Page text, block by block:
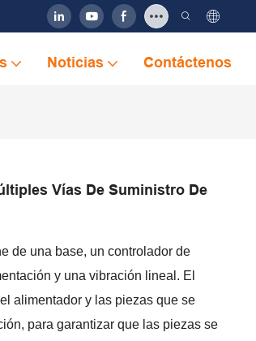
Noticias Contáctenos
Vías De Suministro De
de una base, un controlador de
y una vibración lineal. El
alimentador y las piezas que se
para garantizar que las piezas se